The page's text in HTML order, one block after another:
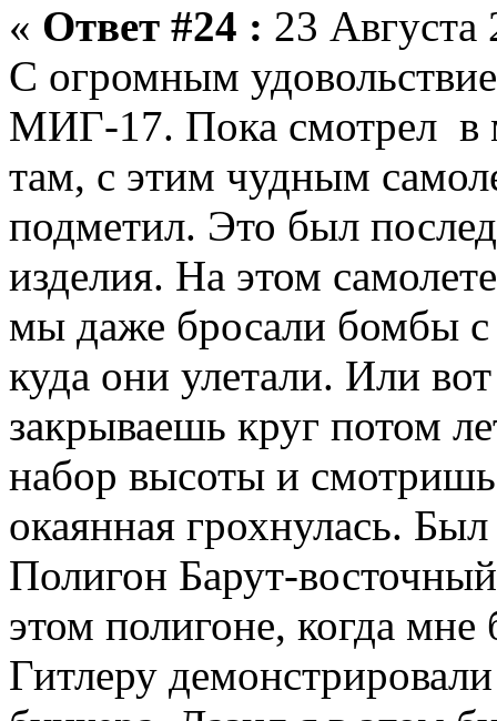
« Ответ #24 : 23 Августа
С огромным
МИГ-17. Пока смотрел в
там, с этим чудным
подметил. Это был
изделия. На этом
мы даже бросали бомбы с
куда они улетали. Или
закрываешь круг потом
набор высоты и
окаянная грохнулась.
Полигон Барут-
этом полигоне, когда
Гитлеру